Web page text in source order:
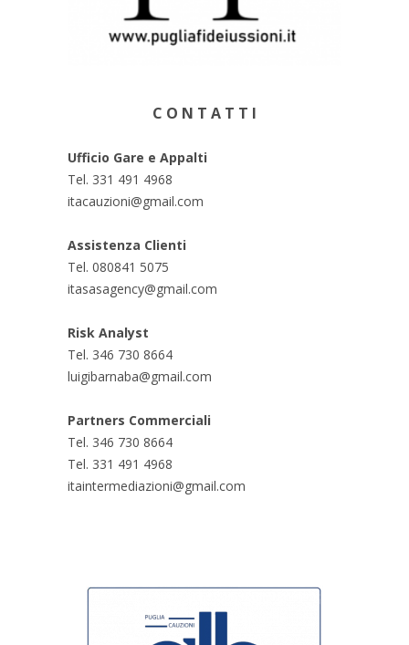
C O N T A T T I
Ufficio Gare e Appalti
Tel. 331 491 4968
itacauzioni@gmail.com
Assistenza Clienti
Tel. 080841 5075
itasasagency@gmail.com
Risk Analyst
Tel. 346 730 8664
luigibarnaba@gmail.com
Partners Commerciali
Tel. 346 730 8664
Tel. 331 491 4968
itaintermediazioni@gmail.com